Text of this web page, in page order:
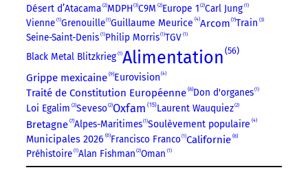
Désert d’Atacama 2 MDPH 3 C9M 2 Europe 1 2 Carl Jung 1
Vienne 1 Grenouille 1 Guillaume Meurice 4 Arcom 7 Train 3
Seine-Saint-Denis 1 Philip Morris 1 TGV 1
Black Metal Blitzkrieg 1 Alimentation 56
Grippe mexicaine 9 Eurovision 4
Traité de Constitution Européenne 8 Don d'organes 1
Loi Egalim 2 Seveso 2 Oxfam 15 Laurent Wauquiez 2
Bretagne 7 Alpes-Maritimes 1 Soulèvement populaire 4
Municipales 2026 6 Francisco Franco 1 Californie 8
Préhistoire 1 Alan Fishman 2 Oman 1